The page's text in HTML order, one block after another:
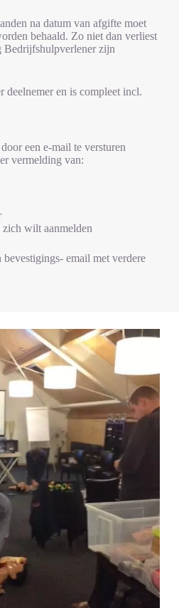
na datum van afgifte moet
behaald. Zo niet dan verliest
Bedrijfshulpverlener zijn
deelnemer en is compleet incl.
een e-mail te versturen
vermelding van:
wilt aanmelden
email met verdere